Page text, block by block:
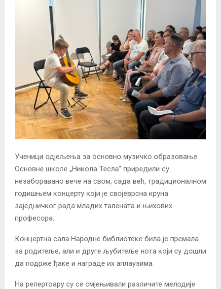
Ученици одјељења за основно музичко образовање
Основне школе „Никола Тесла“ приредили су
незаборавано вече на свом, сада већ, традиционалном
годишњем концерту који је својеврсна круна
заједничког рада младих талената и њихових
професора.
Концертна сала Народне библиотеке била је премала
за родитеље, али и друге љубитеље нота који су дошли
да подрже ђаке и награде их аплаузима.
На репертоару су се смјењивали различите мелодије